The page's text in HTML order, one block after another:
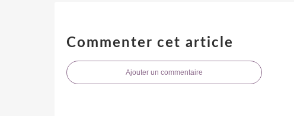
Commenter cet article
Ajouter un commentaire